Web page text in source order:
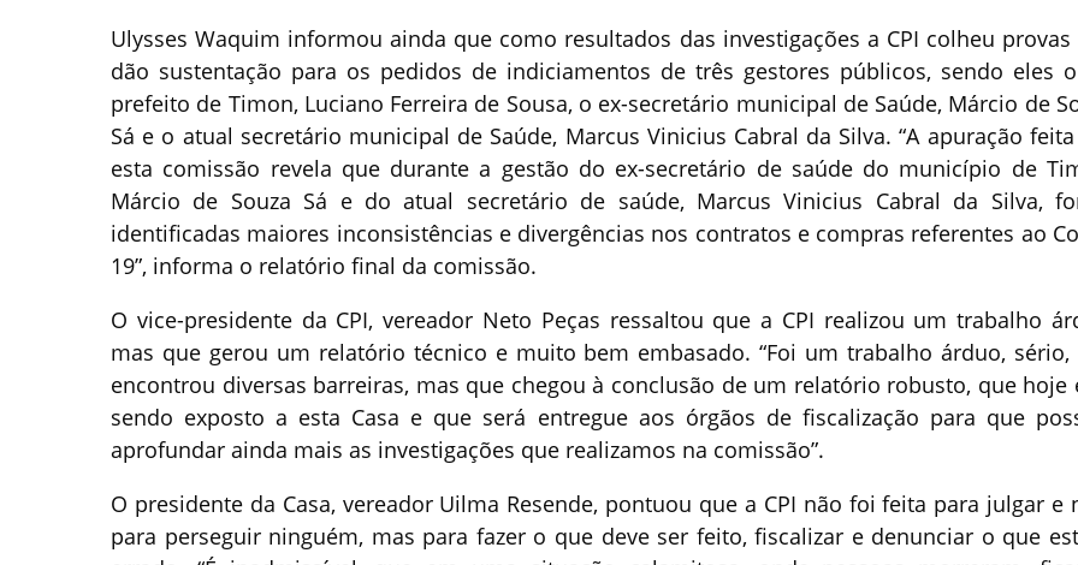
Ulysses Waquim informou ainda que como resultados das investigações a CPI colheu provas
dão sustentação para os pedidos de indiciamentos de três gestores públicos, sendo eles
prefeito de Timon, Luciano Ferreira de Sousa, o ex-secretário municipal de Saúde, Márcio de
Sá e o atual secretário municipal de Saúde, Marcus Vinicius Cabral da Silva. “A apuração
esta comissão revela que durante a gestão do ex-secretário de saúde do município de
Márcio de Souza Sá e do atual secretário de saúde, Marcus Vinicius Cabral da Silva,
identificadas maiores inconsistências e divergências nos contratos e compras referentes ao
19”, informa o relatório final da comissão.
O vice-presidente da CPI, vereador Neto Peças ressaltou que a CPI realizou um trabalho
mas que gerou um relatório técnico e muito bem embasado. “Foi um trabalho árduo, sério,
encontrou diversas barreiras, mas que chegou à conclusão de um relatório robusto, que hoje
sendo exposto a esta Casa e que será entregue aos órgãos de fiscalização para que
aprofundar ainda mais as investigações que realizamos na comissão”.
O presidente da Casa, vereador Uilma Resende, pontuou que a CPI não foi feita para julgar e
para perseguir ninguém, mas para fazer o que deve ser feito, fiscalizar e denunciar o que